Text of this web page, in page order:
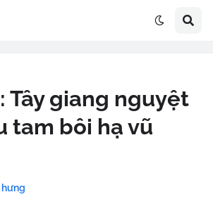
Tây giang nguyệt
tam bôi hạ vũ